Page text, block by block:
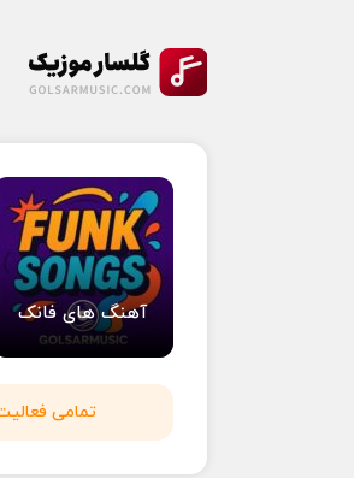
آهنگ های فانک
تمامی